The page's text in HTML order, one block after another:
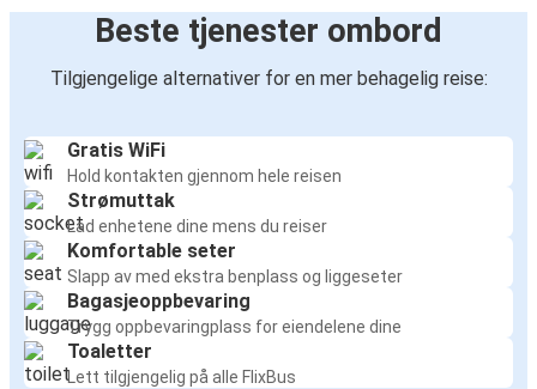
Beste tjenester ombord
Tilgjengelige alternativer for en mer behagelig reise:
Gratis WiFi
Hold kontakten gjennom hele reisen
Strømuttak
Lad enhetene dine mens du reiser
Komfortable seter
Slapp av med ekstra benplass og liggeseter
Bagasjeoppbevaring
Trygg oppbevaringplass for eiendelene dine
Toaletter
Lett tilgjengelig på alle FlixBus